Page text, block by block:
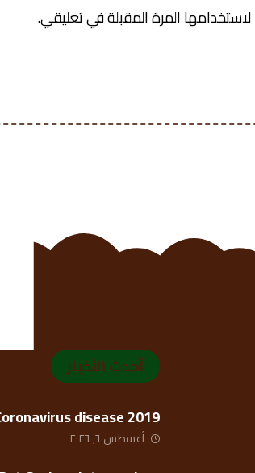
المرة المقبلة في تعليقي.
أحدث الأخبار
disease 2019
أغسطس ٦, ٢٠٢٦